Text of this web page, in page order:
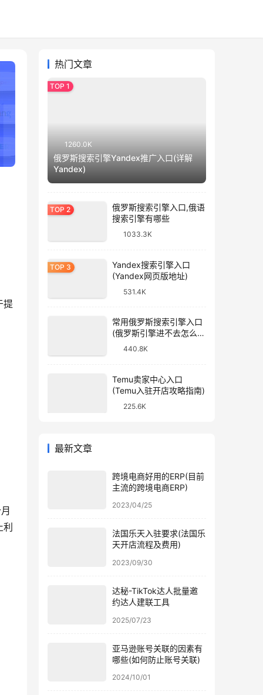
提
热门文章
1260.0K
俄罗斯搜索引擎Yandex推广入口(详解
Yandex)
俄罗斯搜索引擎入口,俄语
搜索引擎有哪些
1033.3K
Yandex搜索引擎入口
(Yandex网页版地址)
531.4K
常用俄罗斯搜索引擎入口
(俄罗斯引擎进不去怎么
440.8K
Temu卖家中心入口
(Temu入驻开店攻略指南)
225.6K
最新文章
跨境电商好用的ERP(目前
主流的跨境电商ERP)
2023/04/25
法国乐天入驻要求(法国乐
天开店流程及费用)
2023/09/30
达秘-TikTok达人批量邀
约达人建联工具
2025/07/23
亚马逊账号关联的因素有
哪些(如何防止账号关联)
2024/10/01